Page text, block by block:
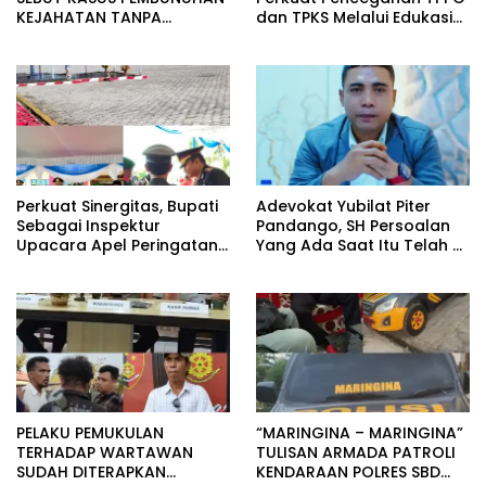
KEJAHATAN TANPA
MUSYAWARAH
dan TPKS Melalui Edukasi
Perkuat Sinergitas, Bupati
Sebagai Inspektur
Upacara Apel Peringatan
Adevokat Yubilat Piter
Pandango, SH Persoalan
Yang Ada Saat Itu Telah di
PELAKU PEMUKULAN
TERHADAP WARTAWAN
SUDAH DITERAPKAN
“MARINGINA – MARINGINA”
TULISAN ARMADA PATROLI
KENDARAAN POLRES SBD